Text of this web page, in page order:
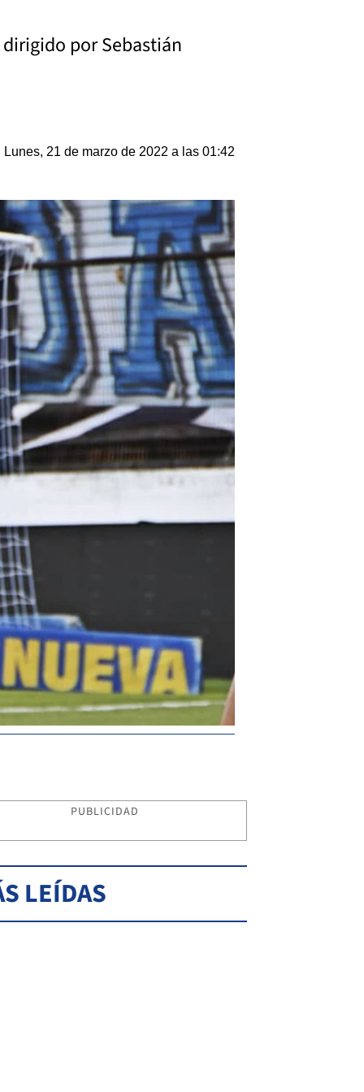
por Sebastián
Lunes, 21 de marzo de 2022 a las 01:42
PUBLICIDAD
LEÍDAS